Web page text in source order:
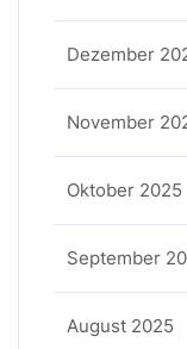
Dezember
November
Oktober 2025
September
August 2025